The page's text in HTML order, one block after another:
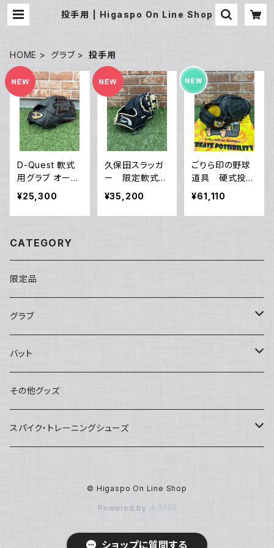
投手用 | Higaspo On Line Shop
HOME グラブ 投手用
D-Quest 軟式
用グラブ オール
ラウンド用 PDR
-30A ブラック×
Dブラウン サイ
付け済
¥25,300
久保田スラッガ
ー 限定軟式投
手用グラブ EX
24-GS6 SP18
型 直刺繍ラベ
¥35,200
ごりら印の野球
道具 硬式投手
用グラブ 001
型 ブラック
金のバナナ（ウェ
¥61,110
CATEGORY
限定品
グラブ
限定品
湯揉み型付け済み
硬式グラブ
久保田スラッガー
バット
ミズノ
アシックス
その他グッズ
スパイク・トレーニングシューズ
© Higaspo On Line Shop
Powered by
ショップに質問する